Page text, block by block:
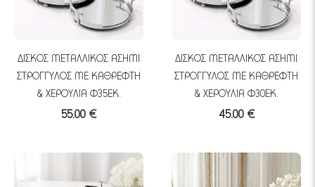
ΔΙΣΚΟΣ ΜΕΤΑΛΛΙΚΟΣ ΑΣΗΜΙ
ΣΤΡΟΓΓΥΛΟΣ ΜΕ ΚΑΘΡΕΦΤΗ
& ΧΕΡΟΥΛΙΑ Φ35ΕΚ.
55.00 €
ΔΙΣΚΟΣ ΜΕΤΑΛΛΙΚΟΣ ΑΣΗΜΙ
ΣΤΡΟΓΓΥΛΟΣ ΜΕ ΚΑΘΡΕΦΤΗ
& ΧΕΡΟΥΛΙΑ Φ30ΕΚ.
45.00 €